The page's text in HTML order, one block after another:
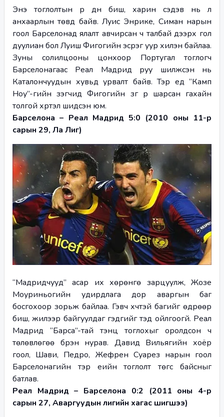
Энэ тоглолтын үр дүн биш, харин сэдэв нь л
анхаарлын төвд байв. Луис Энрике, Симан нарын
гоол Барселонад ялалт авчирсан ч талбай дээрх гол
дуулиан бол Луиш Фигогийн эсрэг уур хилэн байлаа.
Зуны солилцооны цонхоор Португал тоглогч
Барселонагаас Реал Мадрид руу шилжсэн нь
Каталончуудын хувьд урвалт байв. Тэр үед “Камп
Ноу”-гийн үзэгчид Фигогийн зүг рүү шарсан гахайн
толгой хүртэл шидсэн юм.
Барселона – Реал Мадрид 5:0 (2010 оны 11-р
сарын 29, Ла Лиг)
“Мадридчууд” асар их хөрөнгө зарцуулж, Жозе
Моуриньогийн удирдлага дор аваргын баг
босгохоор зорьж байлаа. Гэвч хүчтэй багийг өдрөөр
биш, жилээр байгуулдаг гэдгийг тэд ойлгоогүй. Реал
Мадрид “Барса”-тай тэнцүү тоглохыг оролдсон ч
төлөвлөгөө бүрэн нурав. Давид Вильягийн хоёр
гоол, Шави, Педро, Жефрен Суарез нарын гоол
Барселонагийн тэр үеийн тоглолт төгс байсныг
батлав.
Реал Мадрид – Барселона 0:2 (2011 оны 4-р
сарын 27, Аваргуудын лигийн хагас шигшээ)